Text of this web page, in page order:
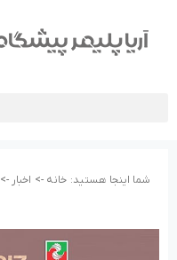
شما اینجا هستید: خانه -> اخبار ->